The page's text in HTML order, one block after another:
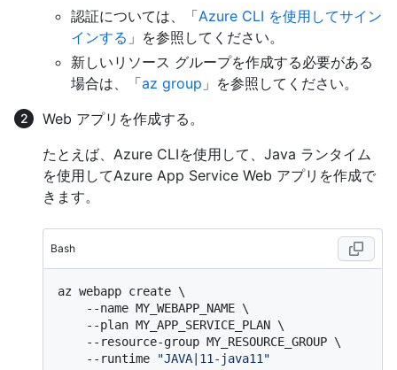
認証については、「Azure CLI を使用してサイン
インする 」を参照してください。
新しいリソース グループを作成する必要がある
場合は、「az group 」を参照してください。
Web アプリを作成する。
たとえば、Azure CLIを使用して、Java ランタイム
を使用してAzure App Service Web アプリを作成で
きます。
Bash
az webapp create \
    --runtime
"JAVA|11-java11"